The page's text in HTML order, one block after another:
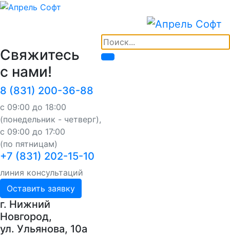
Свяжитесь
с нами!
8 (831) 200-36-88
с 09:00 до 18:00
(понедельник - четверг),
с 09:00 до 17:00
(по пятницам)
+7 (831) 202-15-10
линия консультаций
Оставить заявку
г. Нижний
Новгород,
ул. Ульянова, 10a